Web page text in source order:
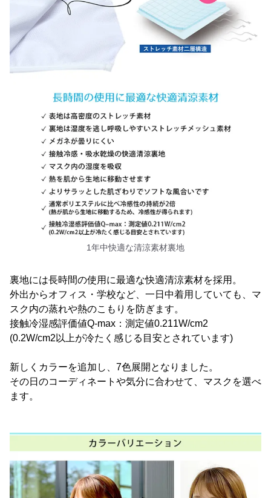
1年中快適な清涼素材裏地
裏地には長時間の使用に最適な快適清涼素材を採用。
外出からオフィス・学校など、一日中着用していても、マ
スク内の蒸れや熱のこもりを防ぎます。
接触冷湿感評価値Q-max：測定値0.211W/cm2
(0.2W/cm2以上が冷たく感じる目安とされています)
新しくカラーを追加し、7色展開となりました。
その日のコーディネートや気分に合わせて、マスクを選べ
ます。